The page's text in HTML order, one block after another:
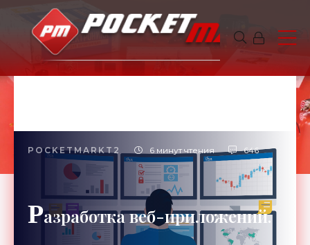
POCKETMARKT2 6 минут чтения 646
Разработка веб-приложений.